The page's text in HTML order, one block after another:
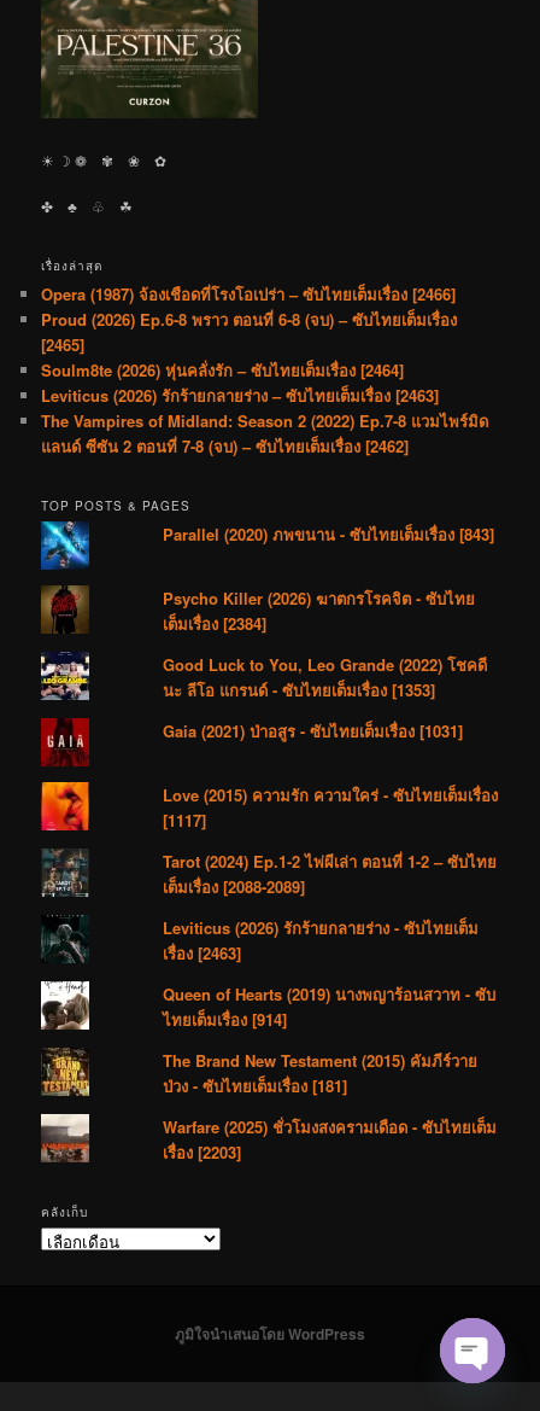
☀︎ ☽ ❁ ✾ ❀ ✿
✤ ♣︎ ♧ ☘︎
เรื่องล่าสุด
Opera (1987) จ้องเชือดที่โรงโอเปร่า – ซับไทยเต็มเรื่อง [2466]
Proud (2026) Ep.6-8 พราว ตอนที่ 6-8 (จบ) – ซับไทยเต็มเรื่อง
[2465]
Soulm8te (2026) หุ่นคลั่งรัก – ซับไทยเต็มเรื่อง [2464]
Leviticus (2026) รักร้ายกลายร่าง – ซับไทยเต็มเรื่อง [2463]
The Vampires of Midland: Season 2 (2022) Ep.7-8 แวมไพร์มิด
แลนด์ ซีซัน 2 ตอนที่ 7-8 (จบ) – ซับไทยเต็มเรื่อง [2462]
TOP POSTS & PAGES
Parallel (2020) ภพขนาน - ซับไทยเต็มเรื่อง [843]
Psycho Killer (2026) ฆาตกรโรคจิต - ซับไทย
เต็มเรื่อง [2384]
Good Luck to You, Leo Grande (2022) โชคดี
นะ ลีโอ แกรนด์ - ซับไทยเต็มเรื่อง [1353]
Gaia (2021) ป่าอสูร - ซับไทยเต็มเรื่อง [1031]
Love (2015) ความรัก ความใคร่ - ซับไทยเต็มเรื่อง
[1117]
Tarot (2024) Ep.1-2 ไพ่ผีเล่า ตอนที่ 1-2 – ซับไทย
เต็มเรื่อง [2088-2089]
Leviticus (2026) รักร้ายกลายร่าง - ซับไทยเต็ม
เรื่อง [2463]
Queen of Hearts (2019) นางพญาร้อนสวาท - ซับ
ไทยเต็มเรื่อง [914]
The Brand New Testament (2015) คัมภีร์วาย
ป่วง - ซับไทยเต็มเรื่อง [181]
Warfare (2025) ชั่วโมงสงครามเดือด - ซับไทยเต็ม
เรื่อง [2203]
คลังเก็บ
คลัง
ภูมิใจนำเสนอโดย WordPress